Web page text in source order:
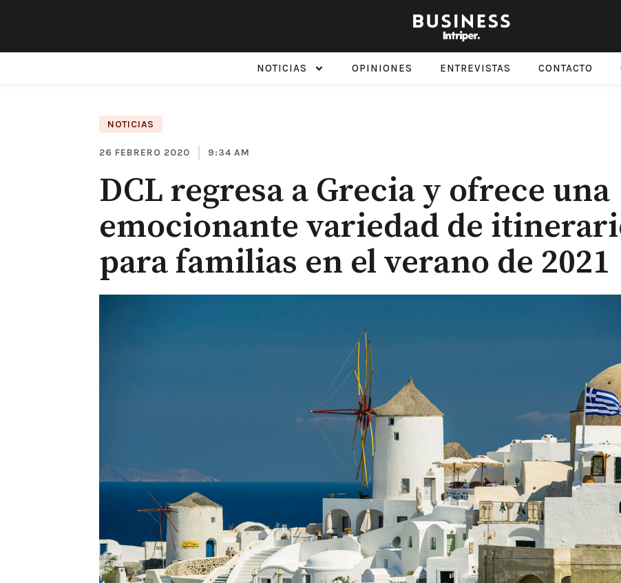
NOTICIAS OPINIONES ENTREVISTAS CONTACTO
NOTICIAS
26 FEBRERO 2020 9:34 AM
DCL regresa a Grecia y ofrece una
emocionante variedad de
para familias en el verano de 2021